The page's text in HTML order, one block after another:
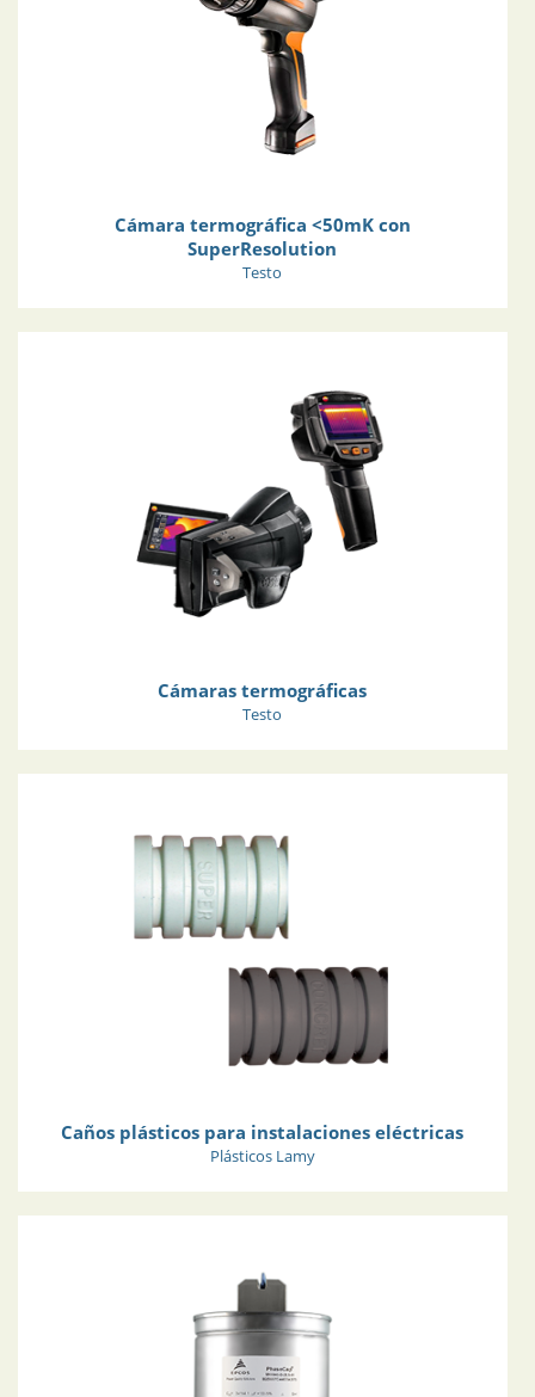
Cámara termográfica <50mK con
SuperResolution
Testo
Cámaras termográficas
Testo
Caños plásticos para instalaciones eléctricas
Plásticos Lamy